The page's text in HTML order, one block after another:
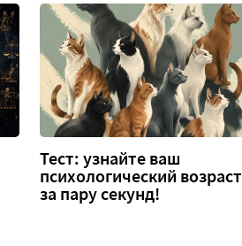
Тест: узнайте ваш
психологический возраст
за пару секунд!